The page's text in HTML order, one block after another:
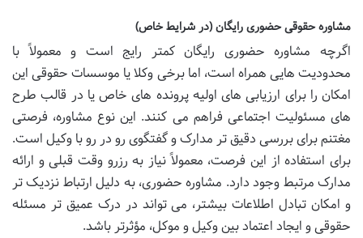
مشاوره حقوقی حضوری رایگان (در شرایط خاص)
اگرچه مشاوره حضوری رایگان کمتر رایج است و معمولاً با
محدودیت هایی همراه است، اما برخی وکلا یا موسسات حقوقی این
امکان را برای ارزیابی های اولیه پرونده های خاص یا در قالب طرح
های مسئولیت اجتماعی فراهم می کنند. این نوع مشاوره، فرصتی
مغتنم برای بررسی دقیق تر مدارک و گفتگوی رو در رو با وکیل است.
برای استفاده از این فرصت، معمولاً نیاز به رزرو وقت قبلی و ارائه
مدارک مرتبط وجود دارد. مشاوره حضوری، به دلیل ارتباط نزدیک تر
و امکان تبادل اطلاعات بیشتر، می تواند در درک عمیق تر مسئله
حقوقی و ایجاد اعتماد بین وکیل و موکل، مؤثرتر باشد.